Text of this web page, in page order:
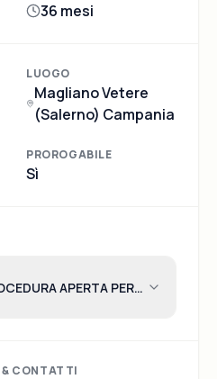
36 mesi
LUOGO
Magliano Vetere
(Salerno) Campania
PROROGABILE
Sì
APERTA PER
–
CONTATTI